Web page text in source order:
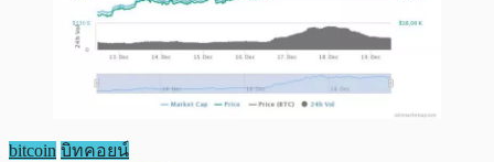
bitcoin บิทคอยน์